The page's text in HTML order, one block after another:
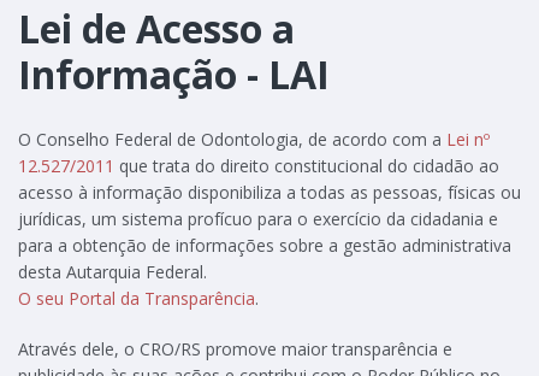
Lei de Acesso a
Informação - LAI
O Conselho Federal de Odontologia, de acordo com a Lei nº
12.527/2011 que trata do direito constitucional do cidadão ao
acesso à informação disponibiliza a todas as pessoas, físicas ou
jurídicas, um sistema profícuo para o exercício da cidadania e
para a obtenção de informações sobre a gestão administrativa
desta Autarquia Federal.
O seu Portal da Transparência.
Através dele, o CRO/RS promove maior transparência e